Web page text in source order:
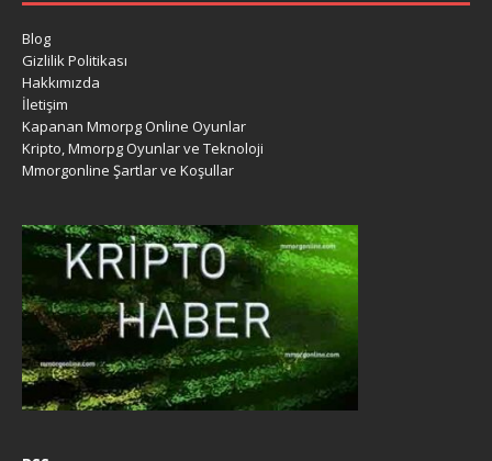
Blog
Gizlilik Politikası
Hakkımızda
İletişim
Kapanan Mmorpg Online Oyunlar
Kripto, Mmorpg Oyunlar ve Teknoloji
Mmorgonline Şartlar ve Koşullar